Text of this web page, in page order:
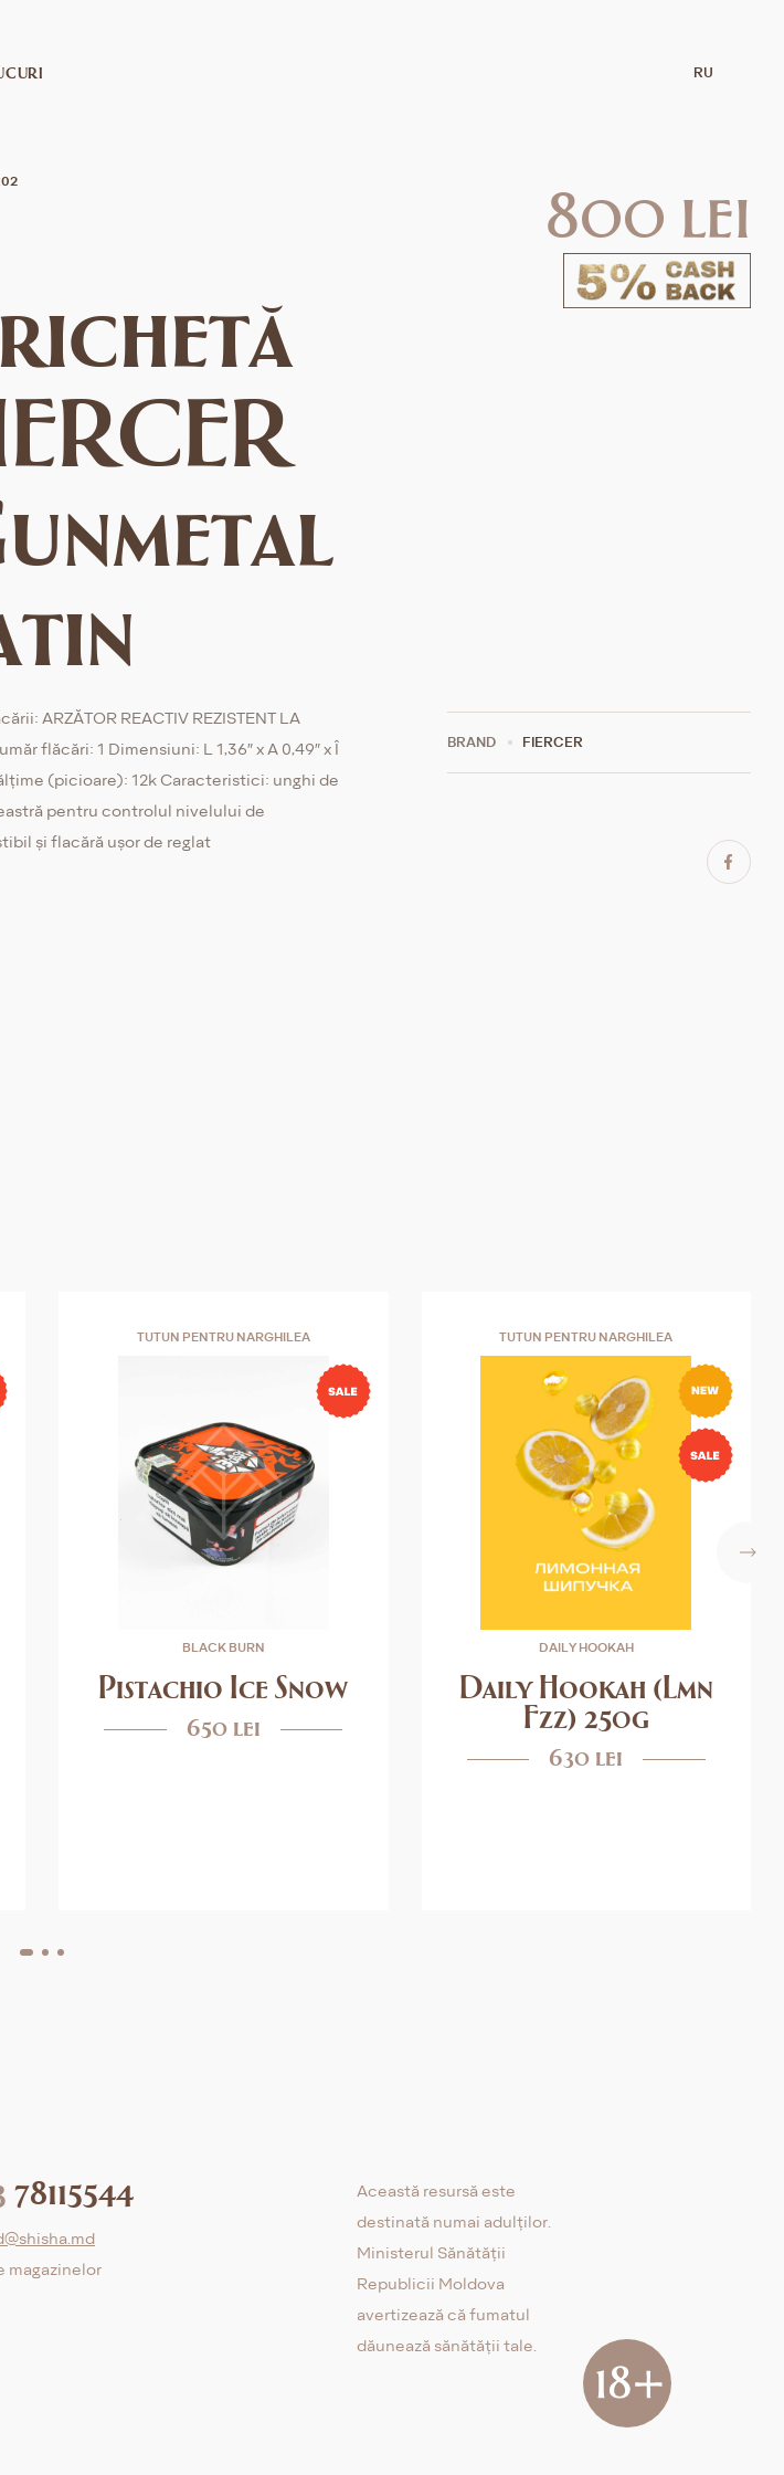
RU
800 lei
ARZĂTOR REACTIV REZISTENT LA
flăcări: 1 Dimensiuni: L 1,36″ x A 0,49″ x Î
(picioare): 12k Caracteristici: unghi de
pentru controlul nivelului de
și flacără ușor de reglat
BRAND FIERCER
TUTUN PENTRU NARGHILEA
BLACK BURN
Pistachio Ice Snow
650 lei
TUTUN PENTRU NARGHILEA
DAILY HOOKAH
Daily Hookah (Lmn
Fzz) 250g
630 lei
78115544
magazinelor
Această resursă este
destinată numai adulților.
Ministerul Sănătății
Republicii Moldova
avertizează că fumatul
dăunează sănătății tale.